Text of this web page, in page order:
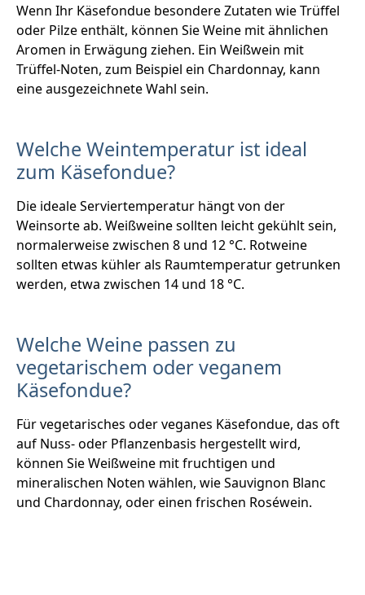
Wenn Ihr Käsefondue besondere Zutaten wie Trüffel
oder Pilze enthält, können Sie Weine mit ähnlichen
Aromen in Erwägung ziehen. Ein Weißwein mit
Trüffel-Noten, zum Beispiel ein Chardonnay, kann
eine ausgezeichnete Wahl sein.
Welche Weintemperatur ist ideal
zum Käsefondue?
Die ideale Serviertemperatur hängt von der
Weinsorte ab. Weißweine sollten leicht gekühlt sein,
normalerweise zwischen 8 und 12 °C. Rotweine
sollten etwas kühler als Raumtemperatur getrunken
werden, etwa zwischen 14 und 18 °C.
Welche Weine passen zu
vegetarischem oder veganem
Käsefondue?
Für vegetarisches oder veganes Käsefondue, das oft
auf Nuss- oder Pflanzenbasis hergestellt wird,
können Sie Weißweine mit fruchtigen und
mineralischen Noten wählen, wie Sauvignon Blanc
und Chardonnay, oder einen frischen Roséwein.